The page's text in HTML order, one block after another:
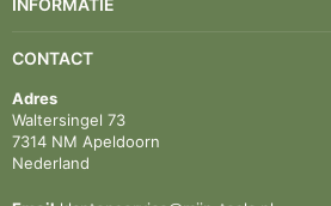
INFORMATIE
CONTACT
Adres
Waltersingel 73
7314 NM Apeldoorn
Nederland